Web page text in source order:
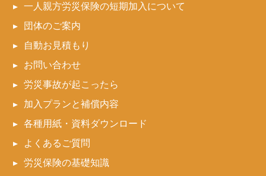
一人親方労災保険の短期加入について
団体のご案内
自動お見積もり
お問い合わせ
労災事故が起こったら
加入プランと補償内容
各種用紙・資料ダウンロード
よくあるご質問
労災保険の基礎知識